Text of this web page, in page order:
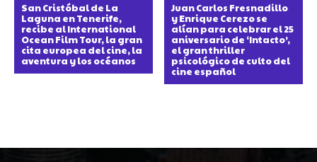
San Cristóbal de La
Laguna en Tenerife,
recibe al International
Ocean Film Tour, la gran
cita europea del cine, la
aventura y los océanos
Juan Carlos Fresnadillo
y Enrique Cerezo se
alían para celebrar el 25
aniversario de ‘Intacto’,
el gran thriller
psicológico de culto del
cine español